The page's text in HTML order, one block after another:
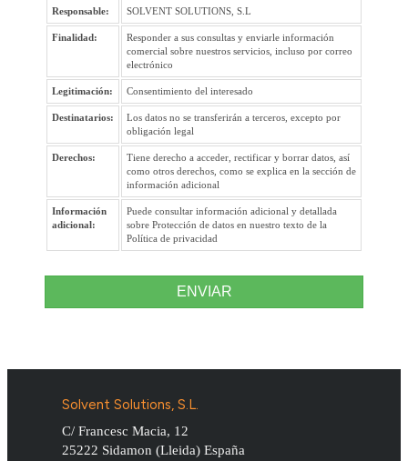
Responsable: SOLVENT SOLUTIONS, S.L
Finalidad:
Responder a sus consultas y enviarle información
comercial sobre nuestros servicios, incluso por correo
electrónico
Legitimación: Consentimiento del interesado
Destinatarios:
Los datos no se transferirán a terceros, excepto por
obligación legal
Derechos:
Tiene derecho a acceder, rectificar y borrar datos, así
como otros derechos, como se explica en la sección de
información adicional
Información
adicional:
Puede consultar información adicional y detallada
sobre Protección de datos en nuestro texto de la
Política de privacidad
ENVIAR
Solvent Solutions, S.L.
C/ Francesc Macia, 12
25222 Sidamon (Lleida) España